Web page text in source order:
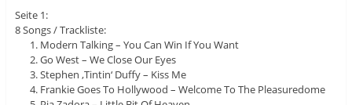
Seite 1:
8 Songs / Trackliste:
Modern Talking – You Can Win If You Want
Go West – We Close Our Eyes
Stephen ,Tintin‘ Duffy – Kiss Me
Frankie Goes To Hollywood – Welcome To The Pleasuredome